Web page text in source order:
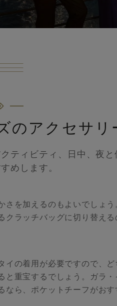
のアクセサリ
ティビティ、日中、夜と
めします。
を加えるのもよいでしょう
クラッチバッグに切り替える
イの着用が必要ですので、ど
と重宝するでしょう。ガラ・
ら、ポケットチーフがおす